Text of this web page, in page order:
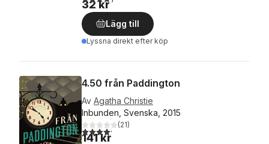
32 kr
Lägg till
Lyssna direkt efter köp
4.50 från Paddington
Av Agatha Christie
Inbunden, Svenska, 2015
4,2utav 5 stjärnor. Totalt antal röster:
(21)
141 kr